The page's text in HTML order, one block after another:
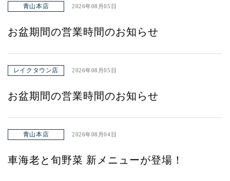
青山本店 2026年08月05日
お盆期間の営業時間のお知らせ
レイクタウン店 2026年08月05日
お盆期間の営業時間のお知らせ
青山本店 2026年08月04日
車海老と旬野菜 新メニューが登場！